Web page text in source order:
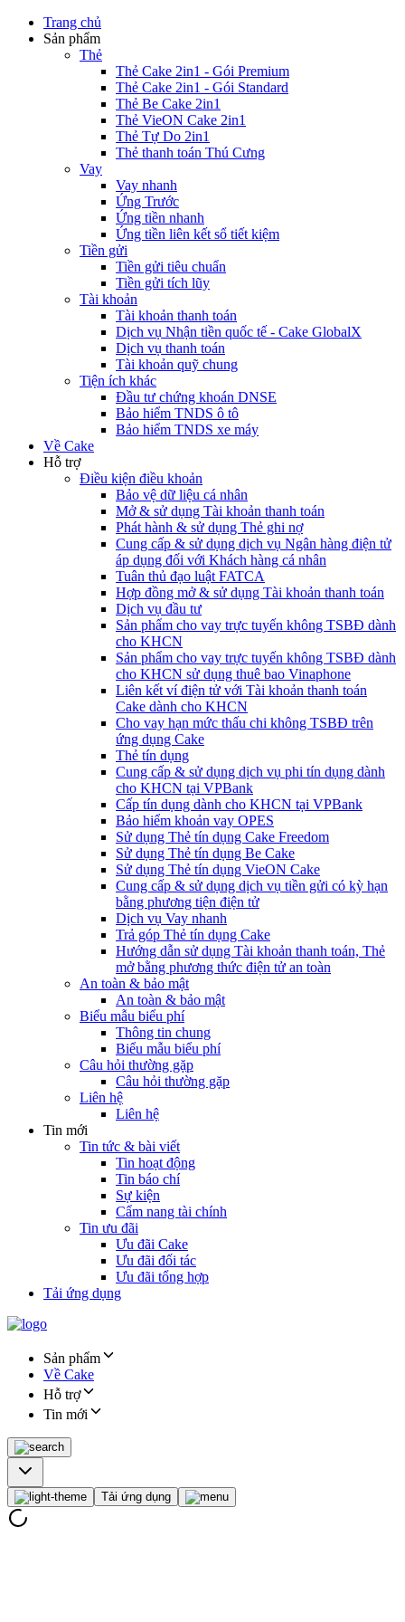
Trang chủ
Sản phẩm
Thẻ
Thẻ Cake 2in1 - Gói Premium
Thẻ Cake 2in1 - Gói Standard
Thẻ Be Cake 2in1
Thẻ VieON Cake 2in1
Thẻ Tự Do 2in1
Thẻ thanh toán Thú Cưng
Vay
Vay nhanh
Ứng Trước
Ứng tiền nhanh
Ứng tiền liên kết sổ tiết kiệm
Tiền gửi
Tiền gửi tiêu chuẩn
Tiền gửi tích lũy
Tài khoản
Tài khoản thanh toán
Dịch vụ Nhận tiền quốc tế - Cake GlobalX
Dịch vụ thanh toán
Tài khoản quỹ chung
Tiện ích khác
Đầu tư chứng khoán DNSE
Bảo hiểm TNDS ô tô
Bảo hiểm TNDS xe máy
Về Cake
Hỗ trợ
Điều kiện điều khoản
Bảo vệ dữ liệu cá nhân
Mở & sử dụng Tài khoản thanh toán
Phát hành & sử dụng Thẻ ghi nợ
Cung cấp & sử dụng dịch vụ Ngân hàng điện tử
áp dụng đối với Khách hàng cá nhân
Tuân thủ đạo luật FATCA
Hợp đồng mở & sử dụng Tài khoản thanh toán
Dịch vụ đầu tư
Sản phẩm cho vay trực tuyến không TSBĐ dành
cho KHCN
Sản phẩm cho vay trực tuyến không TSBĐ dành
cho KHCN sử dụng thuê bao Vinaphone
Liên kết ví điện tử với Tài khoản thanh toán
Cake dành cho KHCN
Cho vay hạn mức thấu chi không TSBĐ trên
ứng dụng Cake
Thẻ tín dụng
Cung cấp & sử dụng dịch vụ phi tín dụng dành
cho KHCN tại VPBank
Cấp tín dụng dành cho KHCN tại VPBank
Bảo hiểm khoản vay OPES
Sử dụng Thẻ tín dụng Cake Freedom
Sử dụng Thẻ tín dụng Be Cake
Sử dụng Thẻ tín dụng VieON Cake
Cung cấp & sử dụng dịch vụ tiền gửi có kỳ hạn
bằng phương tiện điện tử
Dịch vụ Vay nhanh
Trả góp Thẻ tín dụng Cake
Hướng dẫn sử dụng Tài khoản thanh toán, Thẻ
mở bằng phương thức điện tử an toàn
An toàn & bảo mật
An toàn & bảo mật
Biểu mẫu biểu phí
Thông tin chung
Biểu mẫu biểu phí
Câu hỏi thường gặp
Câu hỏi thường gặp
Liên hệ
Liên hệ
Tin mới
Tin tức & bài viết
Tin hoạt động
Tin báo chí
Sự kiện
Cẩm nang tài chính
Tin ưu đãi
Ưu đãi Cake
Ưu đãi đối tác
Ưu đãi tổng hợp
Tải ứng dụng
Sản phẩm
Về Cake
Hỗ trợ
Tin mới
Tải ứng dụng